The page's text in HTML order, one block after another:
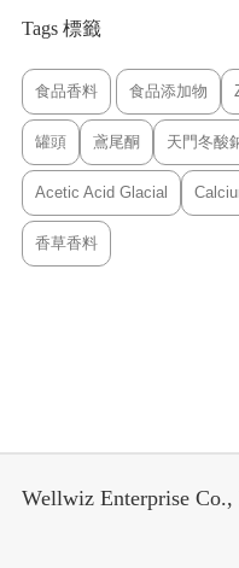
Tags 標籤
食品香料 食品添加物
罐頭 鳶尾酮 天門冬酸
Acetic Acid Glacial
香草香料
Wellwiz Enterprise